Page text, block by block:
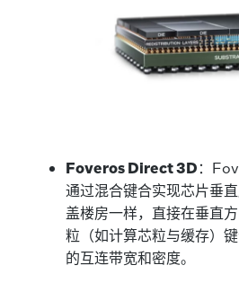
Foveros Direct 3D：
通过混合键合实现芯片垂
盖楼房一样，直接在垂直
粒（如计算芯粒与缓存）
的互连带宽和密度。